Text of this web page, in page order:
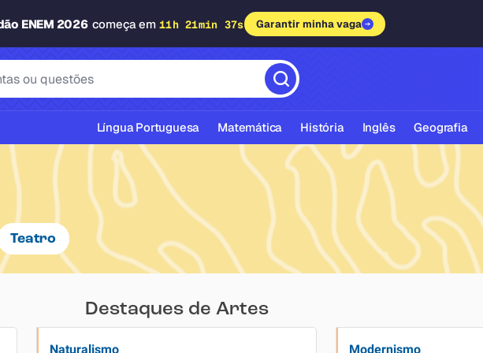
ENEM 2026 começa em 11h 21min 36s Garantir minha vaga
ABNT
Língua Portuguesa Matemática História Inglês Geografia
Biologia
Química
Física
Filosofia
Teatro
Destaques de Artes
Naturalismo Modernismo